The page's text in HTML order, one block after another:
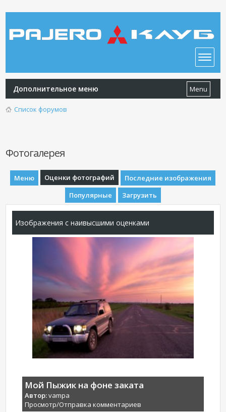
Дополнительное меню Menu
Список форумов
Фотогалерея
Меню Оценки фотографий
Последние изображения
Популярные
Загрузить
Изображения с наивысшими оценками
Мой Пыжик на фоне заката
Автор:vampa
Просмотр/Отправка комментариев